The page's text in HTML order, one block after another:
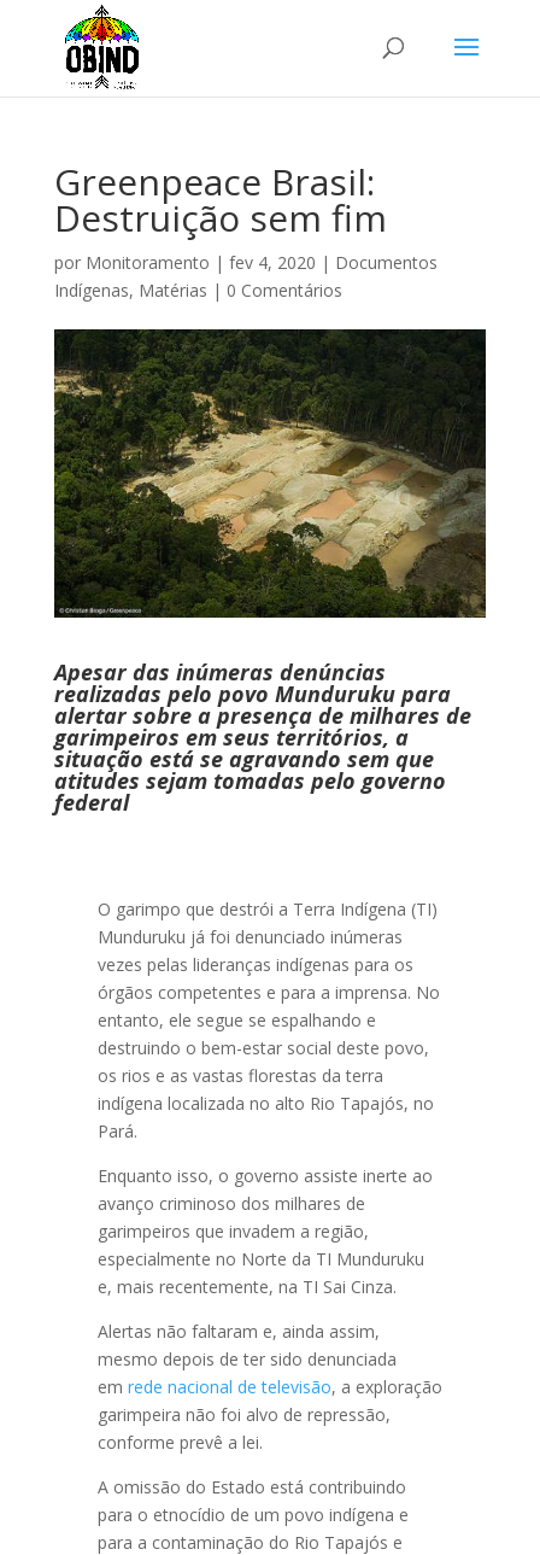
Greenpeace Brasil:
Destruição sem fim
por Monitoramento | fev 4, 2020 | Documentos
Indígenas, Matérias | 0 Comentários
Apesar das inúmeras denúncias
realizadas pelo povo Munduruku para
alertar sobre a presença de milhares de
garimpeiros em seus territórios, a
situação está se agravando sem que
atitudes sejam tomadas pelo governo
federal
O garimpo que destrói a Terra Indígena (TI)
Munduruku já foi denunciado inúmeras
vezes pelas lideranças indígenas para os
órgãos competentes e para a imprensa. No
entanto, ele segue se espalhando e
destruindo o bem-estar social deste povo,
os rios e as vastas florestas da terra
indígena localizada no alto Rio Tapajós, no
Pará.
Enquanto isso, o governo assiste inerte ao
avanço criminoso dos milhares de
garimpeiros que invadem a região,
especialmente no Norte da TI Munduruku
e, mais recentemente, na TI Sai Cinza.
Alertas não faltaram e, ainda assim,
mesmo depois de ter sido denunciada
em rede nacional de televisão, a exploração
garimpeira não foi alvo de repressão,
conforme prevê a lei.
A omissão do Estado está contribuindo
para o etnocídio de um povo indígena e
para a contaminação do Rio Tapajós e